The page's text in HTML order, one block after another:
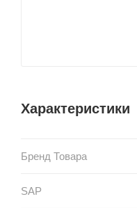
Характеристики
Бренд Товара
SAP